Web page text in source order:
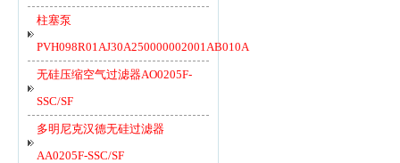
柱塞泵
PVH098R01AJ30A250000002001AB010A
无硅压缩空气过滤器AO0205F-
SSC/SF
多明尼克汉德无硅过滤器
AA0205F-SSC/SF